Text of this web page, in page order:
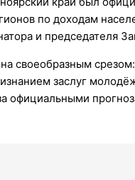
по доходам
и председателя
своеобразным
заслуг
официальными